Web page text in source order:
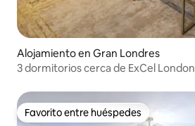
Alojamiento en Gran Londres
3 dormitorios cerca de ExCel London
Favorito entre huéspedes
Favorito entre huéspedes